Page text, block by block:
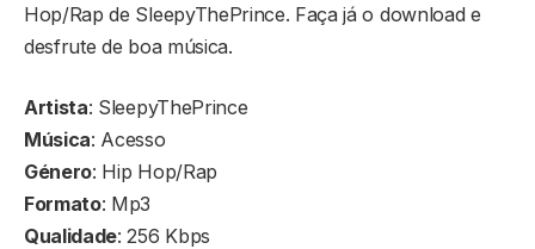
Hop/Rap de SleepyThePrince. Faça já o download e
desfrute de boa música.
Artista: SleepyThePrince
Música: Acesso
Género: Hip Hop/Rap
Formato: Mp3
Qualidade: 256 Kbps